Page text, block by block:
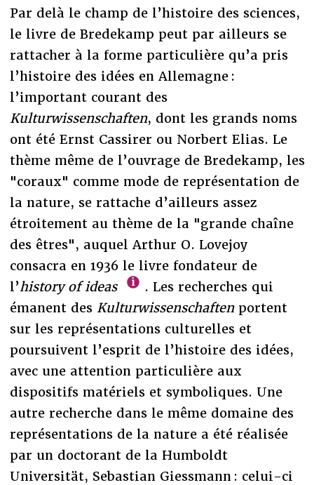
Par delà le champ de l’histoire des sciences,
le livre de Bredekamp peut par ailleurs se
rattacher à la forme particulière qu’a pris
l’histoire des idées en Allemagne :
l’important courant des
Kulturwissenschaften, dont les grands noms
ont été Ernst Cassirer ou Norbert Elias. Le
thème même de l’ouvrage de Bredekamp, les
"coraux" comme mode de représentation de
la nature, se rattache d’ailleurs assez
étroitement au thème de la "grande chaîne
des êtres", auquel Arthur O. Lovejoy
consacra en 1936 le livre fondateur de
l’history of ideas
. Les recherches qui
émanent des Kulturwissenschaften portent
sur les représentations culturelles et
poursuivent l’esprit de l’histoire des idées,
avec une attention particulière aux
dispositifs matériels et symboliques. Une
autre recherche dans le même domaine des
représentations de la nature a été réalisée
par un doctorant de la Humboldt
Universität, Sebastian Giessmann : celui-ci